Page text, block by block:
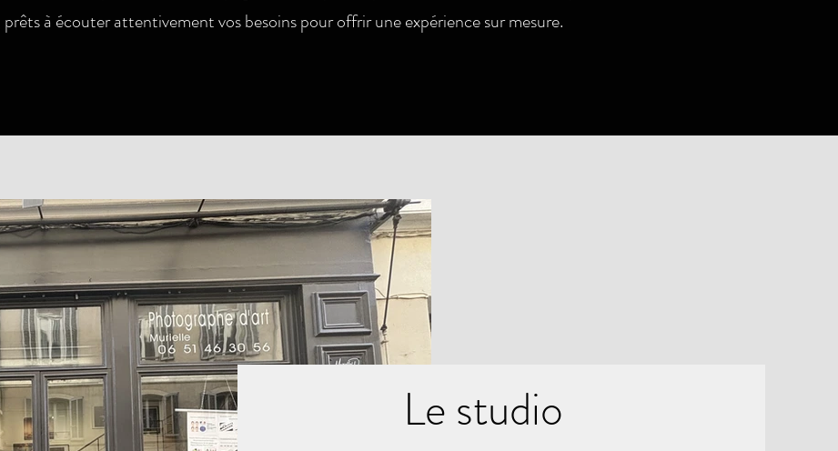
à écouter attentivement vos besoins pour offrir une expérience sur mesure.
Le studio